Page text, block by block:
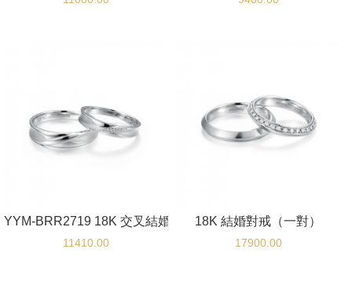
YYM-BRR2719 18K 交叉結婚對戒（一對）
11410.00
18K 結婚對戒（一對）
17900.00